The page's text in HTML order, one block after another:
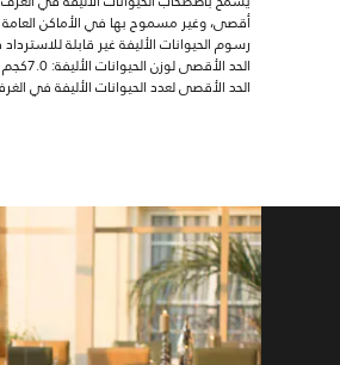
أقصى، وغير مسموح بها في الأماكن العامة
رسوم الحيوانات الأليفة غير قابلة للاسترداد في
الحد الأقصى لوزن الحيوانات الأليفة: 7.0كجم
الحد الأقصى لعدد الحيوانات الأليفة في